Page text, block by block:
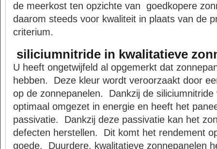
de meerkost ten opzichte van goedkopere
daarom steeds voor kwaliteit in plaats van de
criterium.
siliciumnitride in kwalitatieve
U heeft ongetwijfeld al opgemerkt dat
hebben. Deze kleur wordt veroorzaakt door
op de zonnepanelen. Dankzij de
optimaal omgezet in energie en heeft het
passivatie. Dankzij deze passivatie kan het
defecten herstellen. Dit komt het rendement
goede. Duurdere, kwalitatieve zonnepanelen